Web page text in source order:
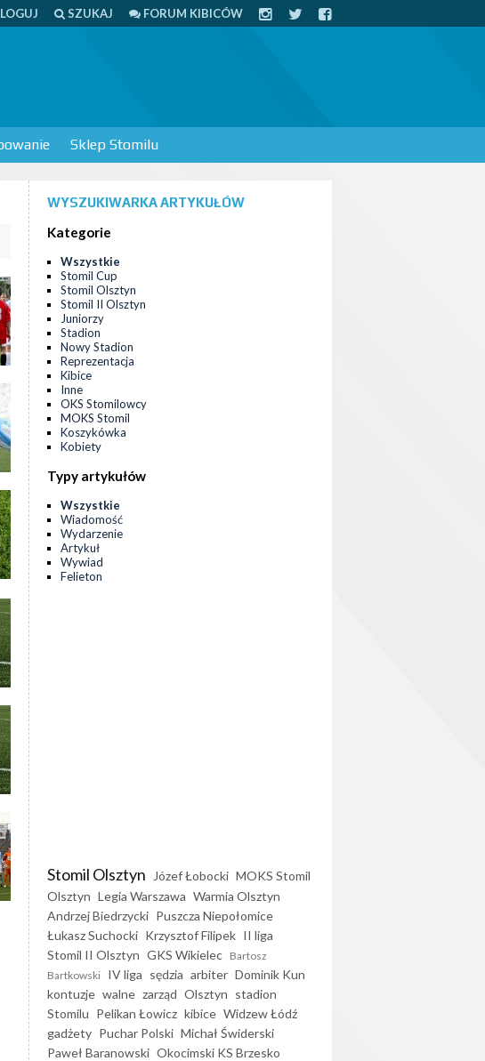
SZUKAJ FORUM KIBICÓW
Sklep Stomilu
WYSZUKIWARKA ARTYKUŁÓW
Kategorie
Wszystkie
Stomil Cup
Stomil Olsztyn
Stomil II Olsztyn
Juniorzy
Stadion
Nowy Stadion
Reprezentacja
Kibice
Inne
OKS Stomilowcy
MOKS Stomil
Koszykówka
Kobiety
Typy artykułów
Wszystkie
Wiadomość
Wydarzenie
Artykuł
Wywiad
Felieton
Stomil Olsztyn Józef Łobocki MOKS Stomil
Olsztyn Legia Warszawa Warmia Olsztyn
Andrzej Biedrzycki Puszcza Niepołomice
Łukasz Suchocki Krzysztof Filipek II liga
Stomil II Olsztyn GKS Wikielec Bartosz
Bartkowski IV liga sędzia arbiter Dominik Kun
kontuzje walne zarząd Olsztyn stadion
Stomilu Pelikan Łowicz kibice Widzew Łódź
gadżety Puchar Polski Michał Świderski
Paweł Baranowski Okocimski KS Brzesko